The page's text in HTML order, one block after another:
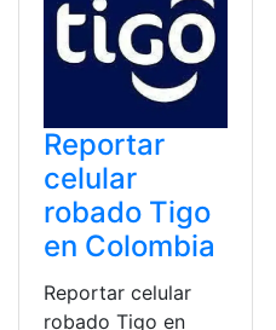
Reportar
celular
robado Tigo
en Colombia
Reportar celular
robado Tigo en